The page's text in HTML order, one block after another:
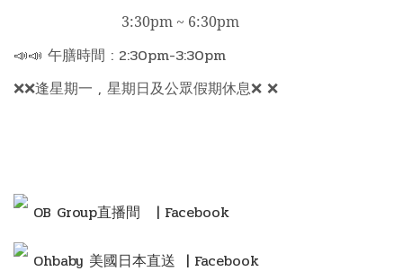
3:30pm ~ 6:30pm
📣📣 午膳時間 : 2:30pm-3:30pm
❌❌逢星期一 , 星期日及公眾假期休息❌ ❌
OB Group直播間 | Facebook
Ohbaby 美國日本直送 | Facebook